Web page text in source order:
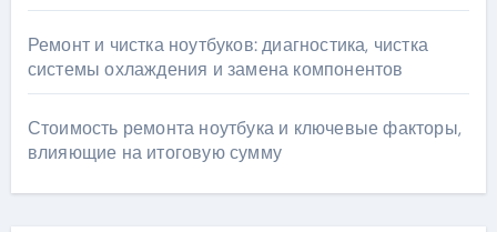
Ремонт и чистка ноутбуков: диагностика, чистка
системы охлаждения и замена компонентов
Стоимость ремонта ноутбука и ключевые факторы,
влияющие на итоговую сумму